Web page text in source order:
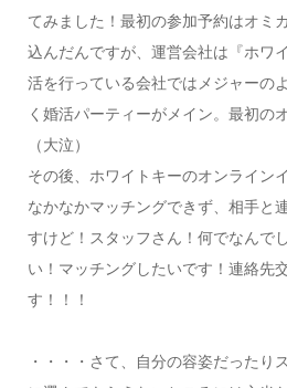
てみました！最初の参加予約はオミ
込んだんですが、運営会社は『ホワ
活を行っている会社ではメジャーの
く婚活パーティーがメイン。最初の
（大泣）
その後、ホワイトキーのオンライン
なかなかマッチングできず、相手と
すけど！スタッフさん！何でなんで
い！マッチングしたいです！連絡先
す！！！
・・・・さて、自分の容姿だったり